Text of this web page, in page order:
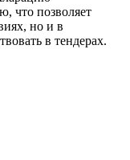
что позволяет
но и в
в тендерах.